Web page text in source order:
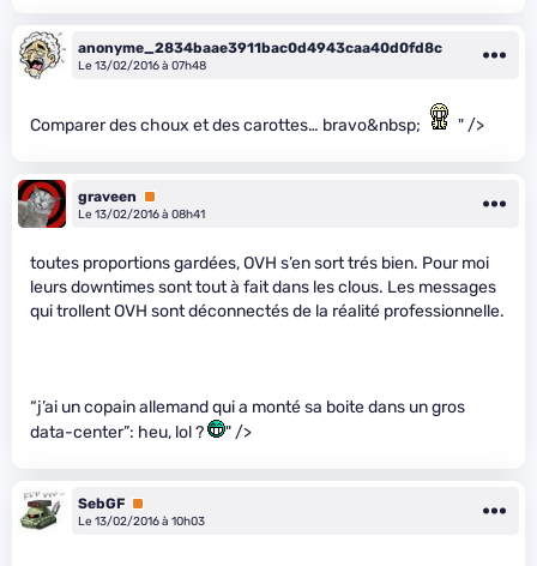
anonyme_2834baae3911bac0d4943caa40d0fd8c
Le 13/02/2016 à 07h48
Comparer des choux et des carottes… bravo&nbsp; " />
graveen
Premium
Le 13/02/2016 à 08h41
toutes proportions gardées, OVH s’en sort trés bien. Pour moi
leurs downtimes sont tout à fait dans les clous. Les messages
qui trollent OVH sont déconnectés de la réalité professionnelle.
“j’ai un copain allemand qui a monté sa boite dans un gros
data-center”: heu, lol ?
" />
SebGF Premium
Le 13/02/2016 à 10h03